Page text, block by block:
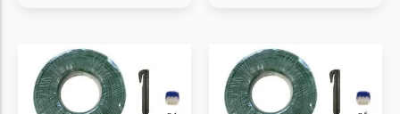
Eufy
Eufy Messer